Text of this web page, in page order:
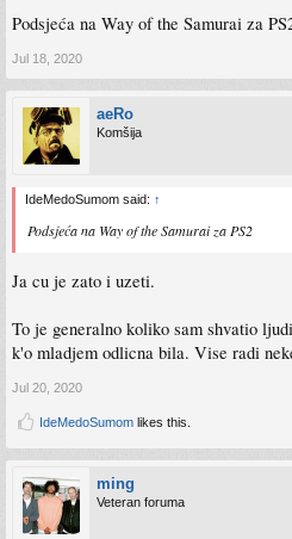
Podsjeća na Way of the Samurai za
Jul 18, 2020
aeRo
Komšija
IdeMedoSumom said: ↑
Podsjeća na Way of the Samurai za PS2
Ja cu je zato i uzeti.
To je generalno koliko sam shvatio
k'o mladjem odlicna bila. Vise radi
Jul 20, 2020
IdeMedoSumom likes this.
ming
Veteran foruma